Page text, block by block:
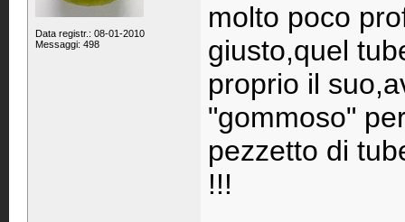
Data registr.: 08-01-2010
Messaggi: 498
molto poco
giusto,quel
proprio il
"gommoso"
pezzetto di
!!!